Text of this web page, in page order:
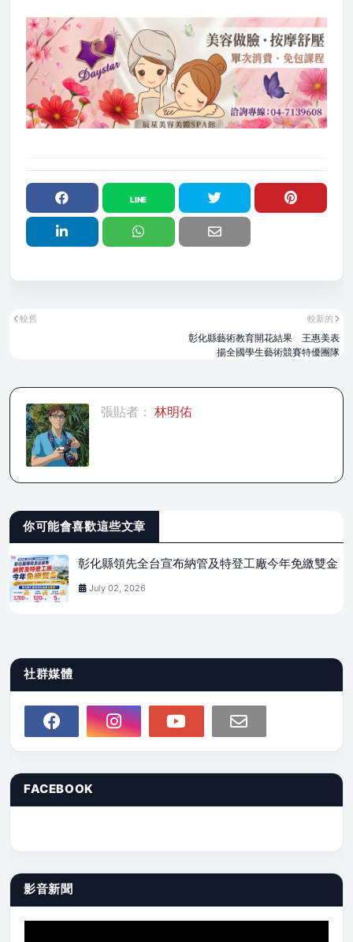
較新的
彰化縣藝術教育開花結果 王惠美表
揚全國學生藝術競賽特優團隊
較舊
張貼者： 林明佑
你可能會喜歡這些文章
彰化縣領先全台宣布納管及特登工廠今年免繳雙金
July 02, 2026
社群媒體
FACEBOOK
影音新聞